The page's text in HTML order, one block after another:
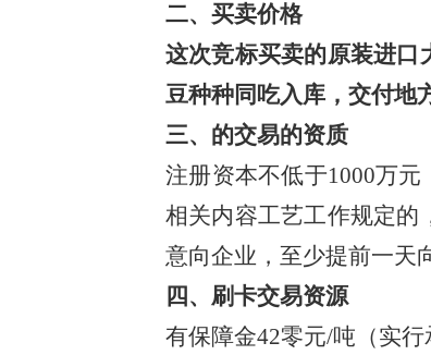
二、买卖价格
这次竞标买卖的原装进口
豆种种同吃入库，交付地
三、的交易的资质
注册资本不低于1000万
相关内容工艺工作规定的
意向企业，至少提前一天
四、刷卡交易资源
有保障金42零元/吨（实